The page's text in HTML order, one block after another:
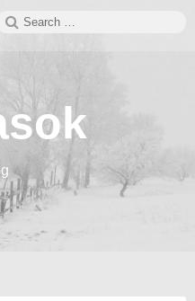
Search